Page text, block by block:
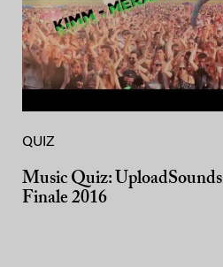
QUIZ
Music Quiz: UploadSounds
Finale 2016